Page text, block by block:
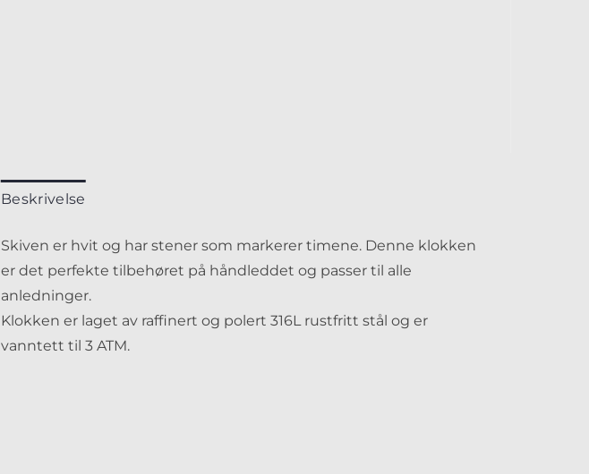
Beskrivelse
Skiven er hvit og har stener som markerer timene. Denne klokken
er det perfekte tilbehøret på håndleddet og passer til alle
anledninger.
Klokken er laget av raffinert og polert 316L rustfritt stål og er
vanntett til 3 ATM.